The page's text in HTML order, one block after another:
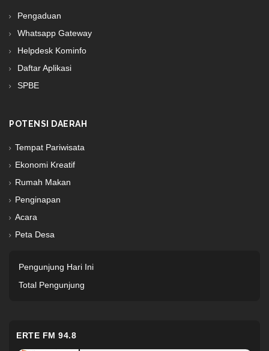
Pengaduan
Whatsapp Gateway
Helpdesk Kominfo
Daftar Aplikasi
SPBE
POTENSI DAERAH
Tempat Pariwisata
Ekonomi Kreatif
Rumah Makan
Penginapan
Acara
Peta Desa
Pengunjung Hari Ini
Total Pengunjung
ERTE FM 94.8